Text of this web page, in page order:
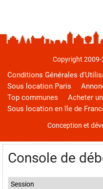
Copyright
Conditions Générales
Sous location Paris
Top communes
Acheter
Sous location en île de
Conception et
Console de
Session